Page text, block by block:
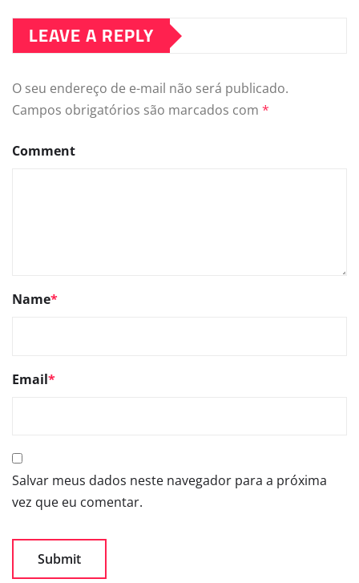
LEAVE A REPLY
O seu endereço de e-mail não será publicado.
Campos obrigatórios são marcados com *
Comment
Name*
Email*
Salvar meus dados neste navegador para a próxima
vez que eu comentar.